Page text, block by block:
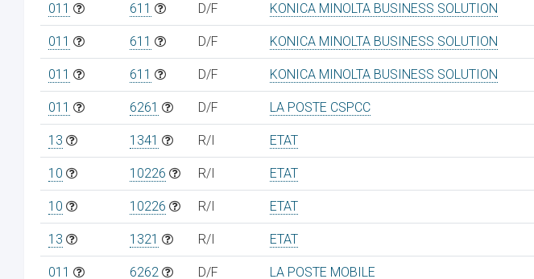
011 611 D/F KONICA MINOLTA BUSINESS SOLUTION
011 611 D/F KONICA MINOLTA BUSINESS SOLUTION
011 611 D/F KONICA MINOLTA BUSINESS SOLUTION
011 6261 D/F LA POSTE CSPCC
13 1341 R/I ETAT
10 10226 R/I ETAT
10 10226 R/I ETAT
13 1321 R/I ETAT
011 6262 D/F LA POSTE MOBILE